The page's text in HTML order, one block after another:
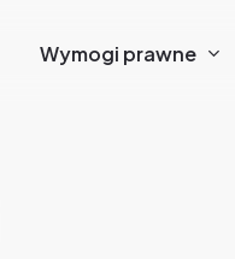
Wymogi prawne